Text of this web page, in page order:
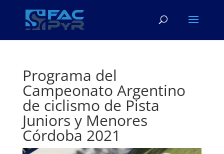
Programa del
Campeonato Argentino
de ciclismo de Pista
Juniors y Menores
Córdoba 2021